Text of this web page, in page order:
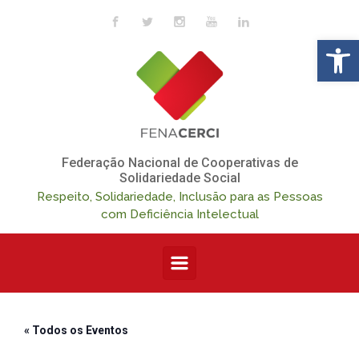
Skip to main content
Federação Nacional de Cooperativas de
Solidariedade Social
Respeito, Solidariedade, Inclusão para as Pessoas
com Deficiência Intelectual
« Todos os Eventos